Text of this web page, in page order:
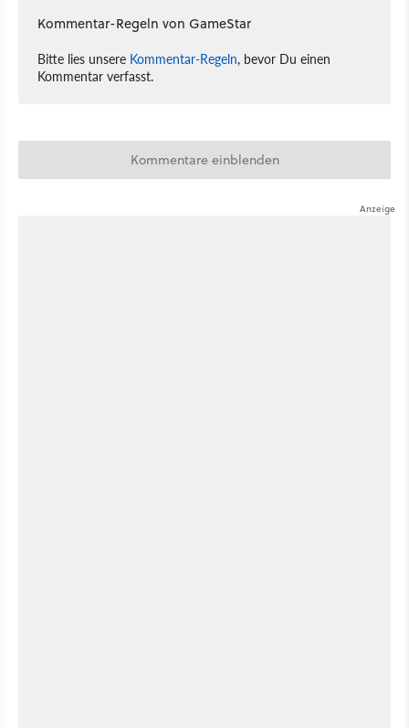
Kommentar-Regeln von GameStar
Bitte lies unsere Kommentar-Regeln, bevor Du einen
Kommentar verfasst.
Kommentare einblenden